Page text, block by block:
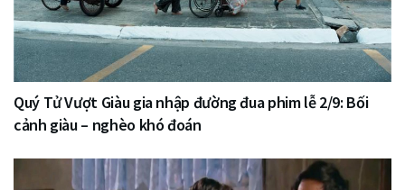
Quý Tử Vượt Giàu gia nhập đường đua phim lễ 2/9: Bối
cảnh giàu – nghèo khó đoán